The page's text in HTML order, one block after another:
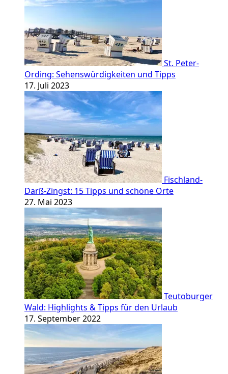
St. Peter-
Ording: Sehenswürdigkeiten und Tipps
17. Juli 2023
Fischland-
Darß-Zingst: 15 Tipps und schöne Orte
27. Mai 2023
Teutoburger
Wald: Highlights & Tipps für den Urlaub
17. September 2022